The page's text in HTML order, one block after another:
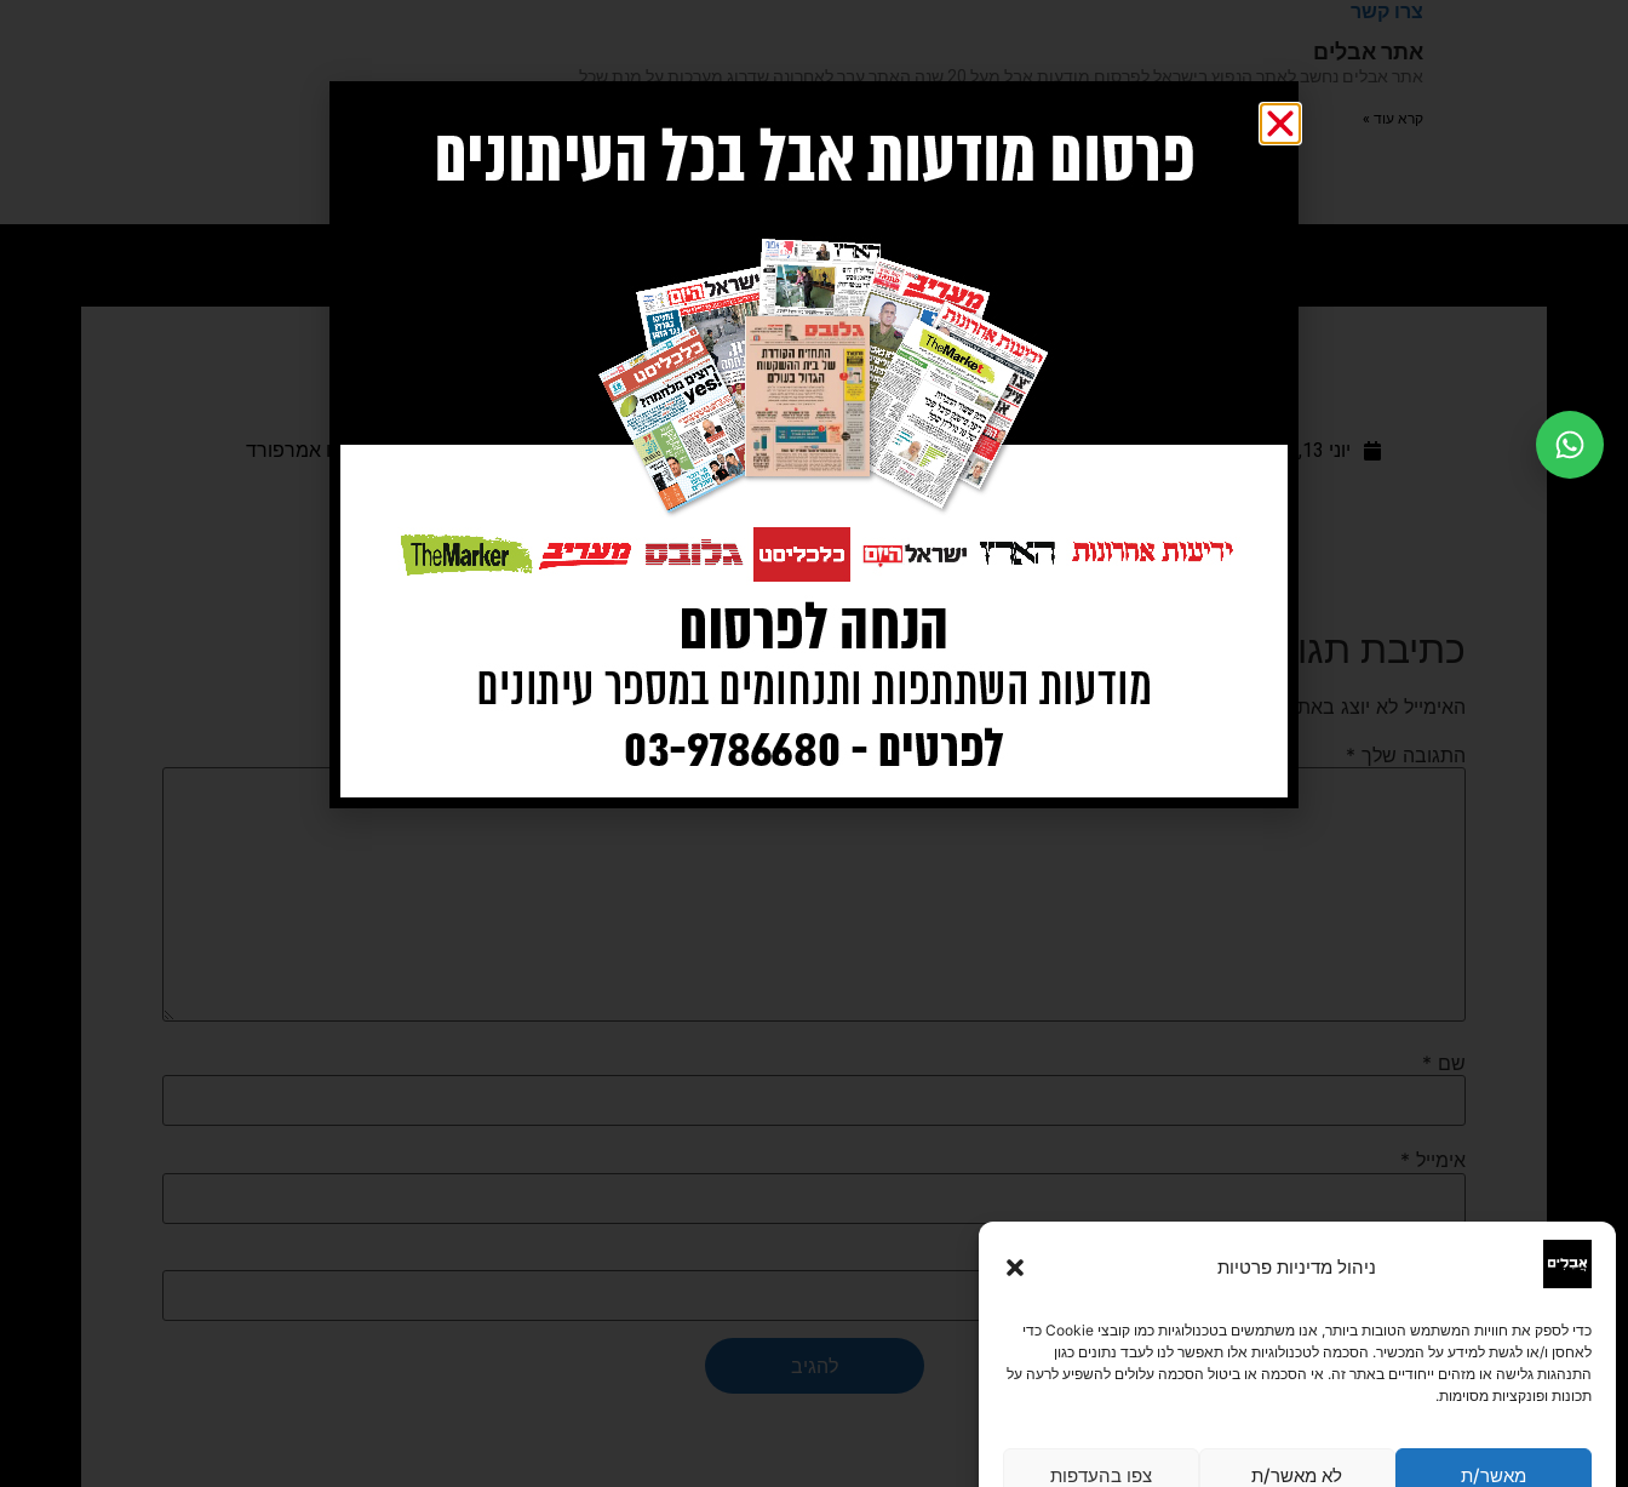
ניהול מדיניות פרטיות
כדי לספק את חוויות המשתמש הטובות ביותר, אנו משתמשים בטכנולוגיות כמו קובצי Cookie כדי
לאחסן ו/או לגשת למידע על המכשיר. הסכמה לטכנולוגיות אלו תאפשר לנו לעבד נתונים כגון
התנהגות גלישה או מזהים ייחודיים באתר זה. אי הסכמה או ביטול הסכמה עלולים להשפיע לרעה על
תכונות ופונקציות מסוימות.
מאשר/ת לא מאשר/ת צפו בהעדפות
צרו קשר
אתר אבלים
אתר אבלים נחשב לאתר הנפוץ בישראל לפרסום מודעות אבל מעל 20 שנה האתר עבר לאחרונה שדרוג מערכות על מנת שכל
קרא עוד »
בלה (בשה) קורנהאוזר ז"ל
יוני 13, 2016 בית עלמין שיכון וותיקים,מנוחה,פרסום מודעת אבל בעיתון הארץ,פרסום מודעת אבל בעיתון ידיעות אחרונות,קרגו אמרפורד
אבלים: הילדים: דליה ויוחנן פלץ, יעקב ואסתר קורן, הנכדים: אסף, עדי, מור, עינת, ערן, ענבל ובני זוגם, הנינים והמטפלת: לורי.
ההלוויה תתקיים ביום ב' ה- 13.06.16, בשעה 15.00, בית עלמין שיכון וותיקים נתניה.
יושבים שבעה בבית משפחת פלץ, רחוב ההרדוף 8, נתניה.
העובדים והמנהלים בקבוצת קרגו אמרפורד בע"מ מנחמים את דלינה ויוחנן פלץ, עינת, ערן וענבל על פטירת יקירתם.
כתיבת תגובה
האימייל לא יוצג באתר. שדות החובה מסומנים*
התגובה שלך *
שם *
אימייל *